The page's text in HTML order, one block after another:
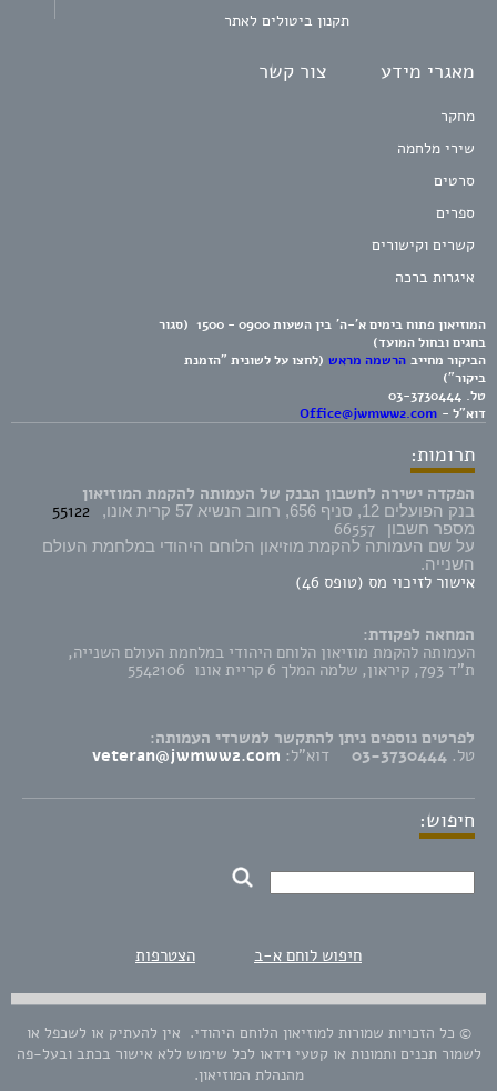
תקנון ביטולים לאתר
מאגרי מידע
מחקר
שירי מלחמה
סרטים
ספרים
קשרים וקישורים
איגרות ברכה
צור קשר
המוזיאון פתוח בימים א'-ה' בין השעות 0900 - 1500 (סגור
בחגים ובחול המועד)
הביקור מחייב הרשמה מראש (לחצו על לשונית "הזמנת
ביקור")
טל. 03-3730444
דוא"ל - Office@jwmww2.com
תרומות:
הפקדה ישירה לחשבון הבנק של העמותה להקמת המוזיאון
בנק הפועלים 12, סניף 656, רחוב הנשיא 57 קרית אונו, 55122
מספר חשבון 66557
על שם העמותה להקמת מוזיאון הלוחם היהודי במלחמת העולם
השנייה.
אישור לזיכוי מס (טופס 46)
המחאה לפקודת:
העמותה להקמת מוזיאון הלוחם היהודי במלחמת העולם השנייה,
ת"ד 793, קיראון, שלמה המלך 6 קריית אונו 5542106
לפרטים נוספים ניתן להתקשר למשרדי העמותה:
טל. 03-3730444 דוא"ל: veteran@jwmww2.com
חיפוש:
חיפוש לוחם א-ב הצטרפות
© כל הזכויות שמורות למוזיאון הלוחם היהודי. אין להעתיק או לשכפל או
לשמור תכנים ותמונות או קטעי וידאו לכל שימוש ללא אישור בכתב ובעל-פה
מהנהלת המוזיאון.